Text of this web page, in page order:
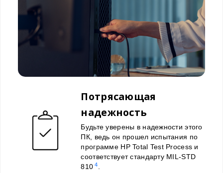
Потрясающая
надежность
Будьте уверены в надежности этого
ПК, ведь он прошел испытания по
программе HP Total Test Process и
соответствует стандарту MIL-STD
810 4